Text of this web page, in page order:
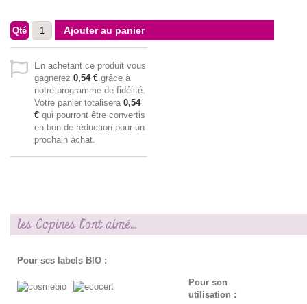
Qté Ajouter au panier
En achetant ce produit vous
gagnerez 0,54 € grâce à
notre programme de fidélité.
Votre panier totalisera 0,54
€ qui pourront être convertis
en bon de réduction pour un
prochain achat.
les Copines l'ont aimé...
Pour ses labels BIO :
Pour son
utilisation :